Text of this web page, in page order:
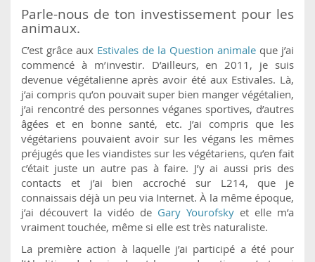
Parle-nous de ton investissement pour les
animaux.
C’est grâce aux Estivales de la Question animale que j’ai
commencé à m’investir. D’ailleurs, en 2011, je suis
devenue végétalienne après avoir été aux Estivales. Là,
j’ai compris qu’on pouvait super bien manger végétalien,
j’ai rencontré des personnes véganes sportives, d’autres
âgées et en bonne santé, etc. J’ai compris que les
végétariens pouvaient avoir sur les végans les mêmes
préjugés que les viandistes sur les végétariens, qu’en fait
c’était juste un autre pas à faire. J’y ai aussi pris des
contacts et j’ai bien accroché sur L214, que je
connaissais déjà un peu via Internet. À la même époque,
j’ai découvert la vidéo de Gary Yourofsky et elle m’a
vraiment touchée, même si elle est très naturaliste.
La première action à laquelle j’ai participé a été pour